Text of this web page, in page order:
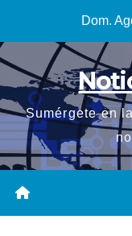
contenido
Dom.
Sumérgete en